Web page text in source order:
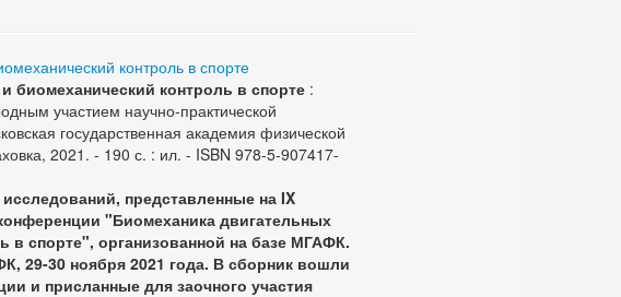
контроль в спорте
биомеханический контроль в спорте :
участием научно-практической
государственная академия физической
2021. - 190 с. : ил. - ISBN 978-5-907417-
представленные на IX
"Биомеханика двигательных
в спорте", организованной на базе МГАФК.
29-30 ноября 2021 года. В сборник вошли
и присланные для заочного участия